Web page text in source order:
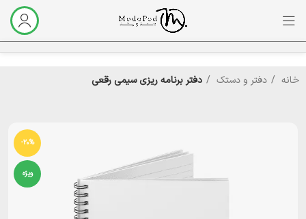
خانه دفتر و دستک دفتر برنامه ریزی سیمی رقعی
-20%
ویژه